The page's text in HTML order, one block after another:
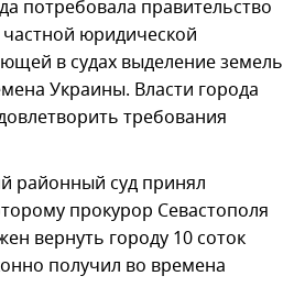
потребовала правительство
частной юридической
в судах выделение земель
Украины. Власти города
требования
районный суд принял
прокурор Севастополя
вернуть городу 10 соток
получил во времена